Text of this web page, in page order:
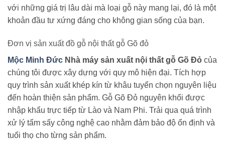
với những giá trị lâu dài mà loại gỗ này mang lại, đó là một
khoản đầu tư xứng đáng cho không gian sống của bạn.
Đơn vị sản xuất đồ gỗ nội thất gỗ Gõ đỏ
Mộc Minh Đức Nhà máy sản xuất nội thất gỗ Gõ Đỏ của
chúng tôi được xây dựng với quy mô hiện đại. Tích hợp
quy trình sản xuất khép kín từ khâu tuyển chọn nguyên liệu
đến hoàn thiện sản phẩm. Gỗ Gõ Đỏ nguyên khối được
nhập khẩu trực tiếp từ Lào và Nam Phi. Trải qua quá trình
xử lý tẩm sấy công nghệ cao nhằm đảm bảo độ ổn định và
tuổi thọ cho từng sản phẩm.